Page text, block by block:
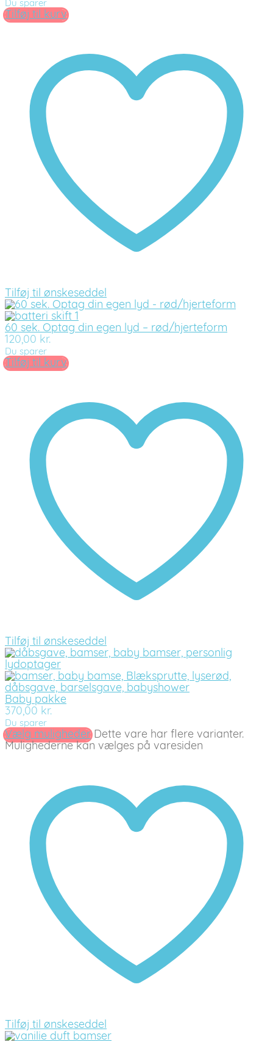
Du sparer
Tilføj til kurv
Tilføj til ønskeseddel
60 sek. Optag din egen lyd – rød/hjerteform
120,00 kr.
Du sparer
Tilføj til kurv
Tilføj til ønskeseddel
Baby pakke
370,00 kr.
Du sparer
Vælg muligheder Dette vare har flere varianter.
Mulighederne kan vælges på varesiden
Tilføj til ønskeseddel